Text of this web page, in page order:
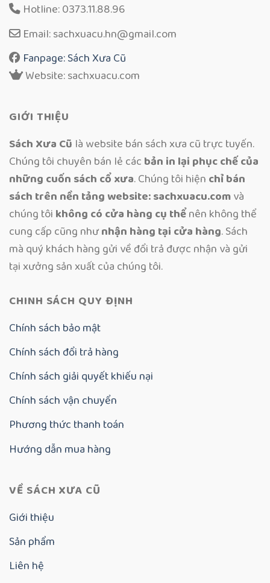
Hotline: 0373.11.88.96
Email: sachxuacu.hn@gmail.com
Fanpage: Sách Xưa Cũ
Website: sachxuacu.com
GIỚI THIỆU
Sách Xưa Cũ là website bán sách xưa cũ trực tuyến.
Chúng tôi chuyên bán lẻ các bản in lại phục chế của
những cuốn sách cổ xưa. Chúng tôi hiện chỉ bán
sách trên nền tảng website: sachxuacu.comvà
chúng tôi không có cửa hàng cụ thểnên không thể
cung cấp cũng nhưnhận hàng tại cửa hàng. Sách
mà quý khách hàng gửi về đổi trả được nhận và gửi
tại xưởng sản xuất của chúng tôi.
CHINH SÁCH QUY ĐỊNH
Chính sách bảo mật
Chính sách đổi trả hàng
Chính sách giải quyết khiếu nại
Chính sách vận chuyển
Phương thức thanh toán
Hướng dẫn mua hàng
VỀ SÁCH XƯA CŨ
Giới thiệu
Sản phẩm
Liên hệ